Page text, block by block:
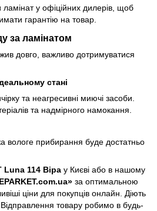
ламінат у офіційних дилерів, щоб
гарантію на товар.
за ламінатом
довго, важливо дотримуватися
стані
та неагресивні миючі засоби.
та надмірного намокання.
вологе прибирання буде достатньо
Luna 114 Віра у Києві або в нашому
за оптимальною
ціни для покупців онлайн. Діють
товару робимо в будь-